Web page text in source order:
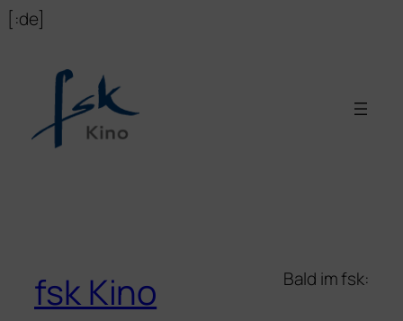
Zum
springen
[:de]
fsk Kino Bald im fsk: